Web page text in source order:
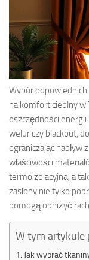
Wybór odpowiednich
na komfort cieplny w
oszczędności
welur czy blackout,
ograniczając
właściwości
termoizolacyjną, a
zasłony nie tylko
pomogą obniżyć
W tym artykule
Jak wybrać